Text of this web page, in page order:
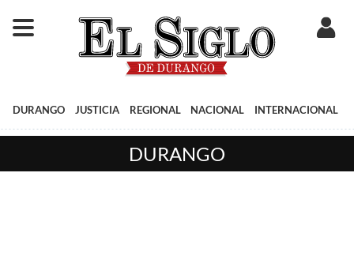
DURANGO JUSTICIA REGIONAL NACIONAL INTERNACIONAL
DURANGO